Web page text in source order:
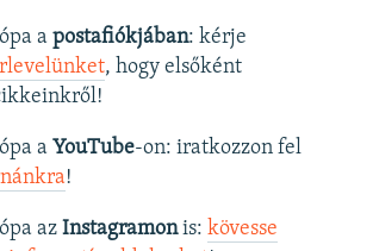
a postafiókjában: kérje
, hogy elsőként
a YouTube-on: iratkozzon fel
!
az Instagramonis: kövesse